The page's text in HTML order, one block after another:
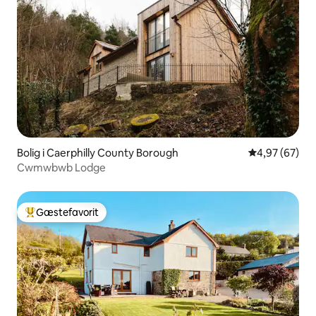
Bolig i Caerphilly County Borough 4,97 ud af 5 i
4,97 (67)
Cwmwbwb Lodge
Bedste gæstefavorit
Gæstefavorit